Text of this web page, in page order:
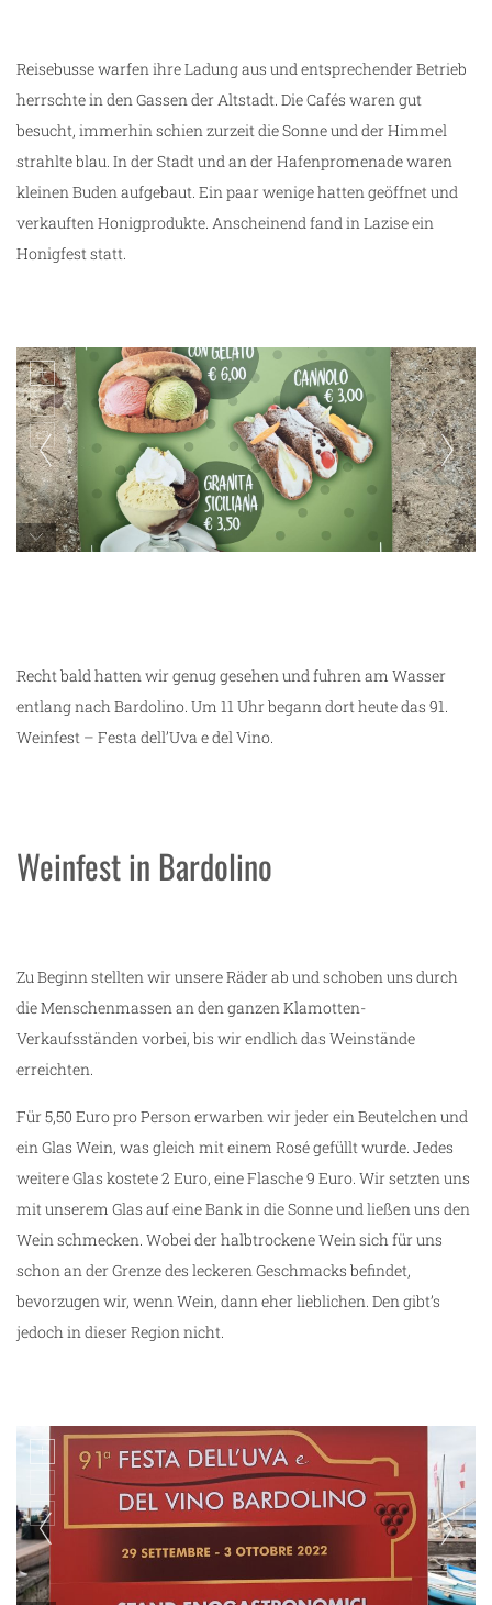
Reisebusse warfen ihre Ladung aus und entsprechender Betrieb
herrschte in den Gassen der Altstadt. Die Cafés waren gut
besucht, immerhin schien zurzeit die Sonne und der Himmel
strahlte blau. In der Stadt und an der Hafenpromenade waren
kleinen Buden aufgebaut. Ein paar wenige hatten geöffnet und
verkauften Honigprodukte. Anscheinend fand in Lazise ein
Honigfest statt.
Recht bald hatten wir genug gesehen und fuhren am Wasser
entlang nach Bardolino. Um 11 Uhr begann dort heute das 91.
Weinfest – Festa dell’Uva e del Vino.
Weinfest in Bardolino
Zu Beginn stellten wir unsere Räder ab und schoben uns durch
die Menschenmassen an den ganzen Klamotten-
Verkaufsständen vorbei, bis wir endlich das Weinstände
erreichten.
Für 5,50 Euro pro Person erwarben wir jeder ein Beutelchen und
ein Glas Wein, was gleich mit einem Rosé gefüllt wurde. Jedes
weitere Glas kostete 2 Euro, eine Flasche 9 Euro. Wir setzten uns
mit unserem Glas auf eine Bank in die Sonne und ließen uns den
Wein schmecken. Wobei der halbtrockene Wein sich für uns
schon an der Grenze des leckeren Geschmacks befindet,
bevorzugen wir, wenn Wein, dann eher lieblichen. Den gibt’s
jedoch in dieser Region nicht.